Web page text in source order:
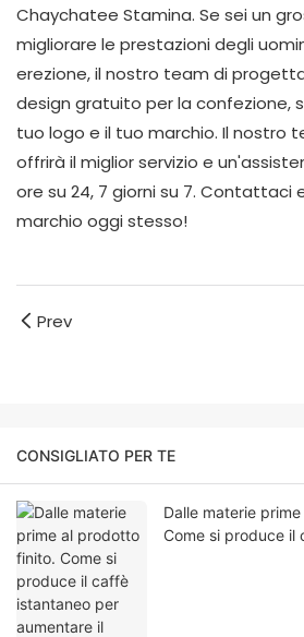
Chaychatee Stamina. Se sei un
migliorare le prestazioni degli
erezione, il nostro team di
design gratuito per la confezione,
tuo logo e il tuo marchio. Il nostro
offrirà il miglior servizio e
ore su 24, 7 giorni su 7. Contattaci
marchio oggi stesso!
Prev
CONSIGLIATO PER TE
Dalle materie
Come si produce il